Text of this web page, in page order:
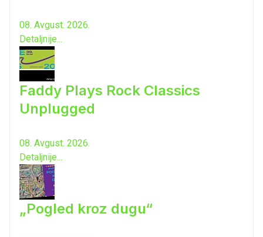
08. Avgust. 2026.
Detaljnije...
Faddy Plays Rock Classics
Unplugged
08. Avgust. 2026.
Detaljnije...
„Pogled kroz dugu“